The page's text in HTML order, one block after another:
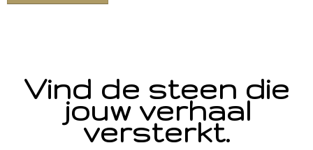
Vind de steen die
jouw verhaal
versterkt.